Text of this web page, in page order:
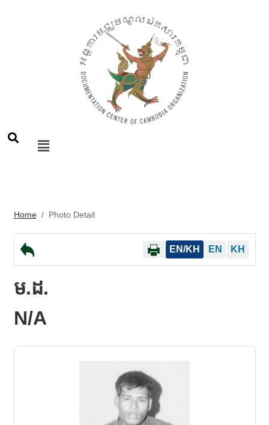
Home/ Photo Detail
EN/KH EN KH
ម.ដ.
N/A